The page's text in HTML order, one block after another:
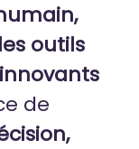
outils
de